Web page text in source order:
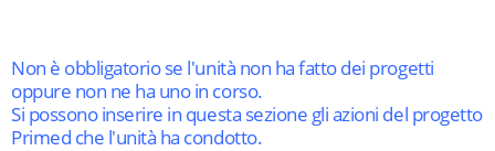
Non è obbligatorio se l'unità non ha fatto dei progetti
oppure non ne ha uno in corso.
Si possono inserire in questa sezione gli azioni del progetto
Primed che l'unità ha condotto.